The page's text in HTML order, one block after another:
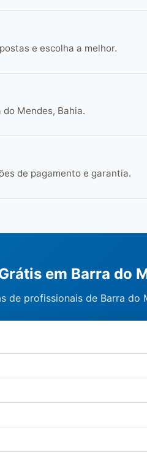
e escolha a melhor.
Mendes, Bahia.
de pagamento e garantia.
em Barra do
de profissionais de Barra do